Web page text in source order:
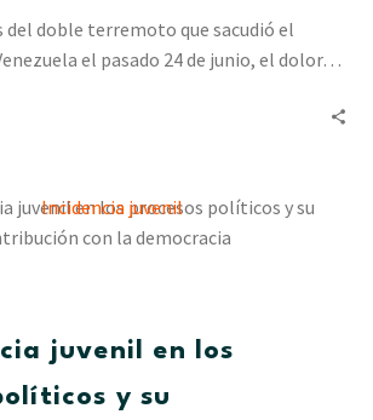
gente
del doble terremoto que sacudió el
el pasado 24 de junio, el dolor…
La
incidencia
procesos
políticos
juvenil en los
y su